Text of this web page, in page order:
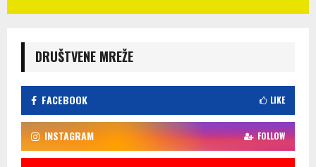
DRUŠTVENE MREŽE
FACEBOOK LIKE
INSTAGRAM FOLLOW